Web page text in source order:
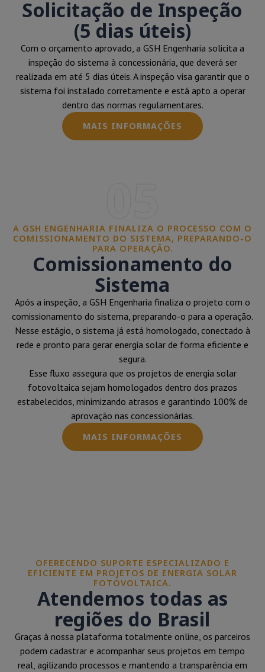
Solicitação de Inspeção
(5 dias úteis)
Com o orçamento aprovado, a GSH Engenharia solicita a
inspeção do sistema à concessionária, que deverá ser
realizada em até 5 dias úteis. A inspeção visa garantir que o
sistema foi instalado corretamente e está apto a operar
dentro das normas regulamentares.
MAIS INFORMAÇÕES
A GSH ENGENHARIA FINALIZA O PROCESSO COM O
COMISSIONAMENTO DO SISTEMA, PREPARANDO-O
PARA OPERAÇÃO.
Comissionamento do
Sistema
Após a inspeção, a GSH Engenharia finaliza o projeto com o
comissionamento do sistema, preparando-o para a operação.
Nesse estágio, o sistema já está homologado, conectado à
rede e pronto para gerar energia solar de forma eficiente e
segura.
Esse fluxo assegura que os projetos de energia solar
fotovoltaica sejam homologados dentro dos prazos
estabelecidos, minimizando atrasos e garantindo 100% de
aprovação nas concessionárias.
MAIS INFORMAÇÕES
OFERECENDO SUPORTE ESPECIALIZADO E
EFICIENTE EM PROJETOS DE ENERGIA SOLAR
FOTOVOLTAICA.
Atendemos todas as
regiões do Brasil
Graças à nossa plataforma totalmente online, os parceiros
podem cadastrar e acompanhar seus projetos em tempo
real, agilizando processos e mantendo a transparência em